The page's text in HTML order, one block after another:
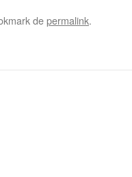
depermalink.